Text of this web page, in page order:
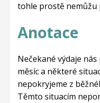
tohle prostě nemůžu
Anotace
Nečekané výdaje
měsíc a některé
nepokryjeme z
Těmto situacím